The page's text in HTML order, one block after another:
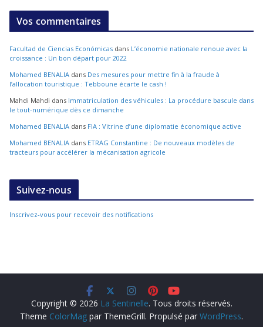
Vos commentaires
Facultad de Ciencias Económicas dans L’économie nationale renoue avec la
croissance : Un bon départ pour 2022
Mohamed BENALIA dans Des mesures pour mettre fin à la fraude à
l’allocation touristique : Tebboune écarte le cash !
Mahdi Mahdi dans Immatriculation des véhicules : La procédure bascule dans
le tout-numérique dès ce dimanche
Mohamed BENALIA dans FIA : Vitrine d’une diplomatie économique active
Mohamed BENALIA dans ETRAG Constantine : De nouveaux modèles de
tracteurs pour accélérer la mécanisation agricole
Suivez-nous
Inscrivez-vous pour recevoir des notifications
Copyright © 2026 La Sentinelle. Tous droits réservés.
Theme ColorMag par ThemeGrill. Propulsé par WordPress.